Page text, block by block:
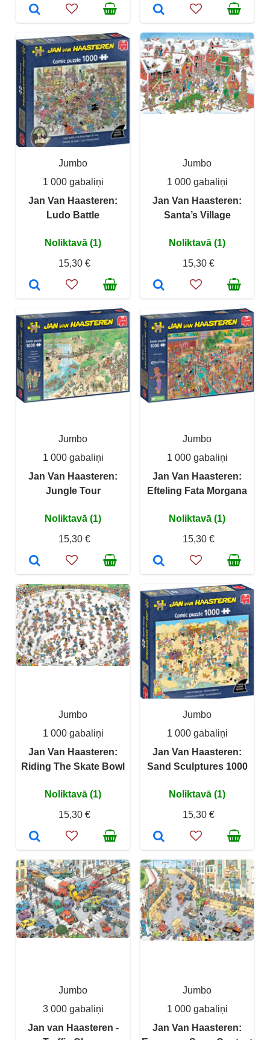
Jumbo
1 000 gabaliņi
Jan Van Haasteren:
Ludo Battle
Noliktavā (1)
15,30 €
Jumbo
1 000 gabaliņi
Jan Van Haasteren:
Santa’s Village
Noliktavā (1)
15,30 €
Jumbo
1 000 gabaliņi
Jan Van Haasteren:
Jungle Tour
Noliktavā (1)
15,30 €
Jumbo
1 000 gabaliņi
Jan Van Haasteren:
Efteling Fata Morgana
Noliktavā (1)
15,30 €
Jumbo
1 000 gabaliņi
Jan Van Haasteren:
Riding The Skate Bowl
Noliktavā (1)
15,30 €
Jumbo
1 000 gabaliņi
Jan Van Haasteren:
Sand Sculptures 1000
Noliktavā (1)
15,30 €
Jumbo
3 000 gabaliņi
Jan van Haasteren -
Jumbo
1 000 gabaliņi
Jan Van Haasteren: